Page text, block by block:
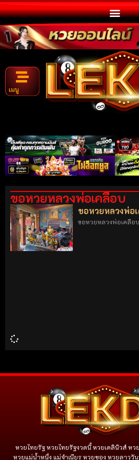
เมนู
ขอหวยหลวงพ่อเคลือบ
ขอหวยหลวงพ่อ
ขอหวยหลวงพ่อเคลือ
หวยไทยรัฐ หวยไทยรัฐงวดนี้ หวยเดลินิวส์ ห
หวยแม่น้ำหนึ่ง แม่จําเนียร หวยซอง หวยลาววั